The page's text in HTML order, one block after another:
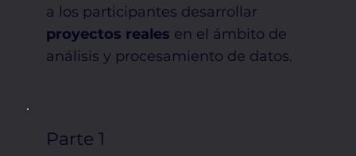
a los participantes desarrollar
proyectos reales en el ámbito de
análisis y procesamiento de datos.
Parte 1